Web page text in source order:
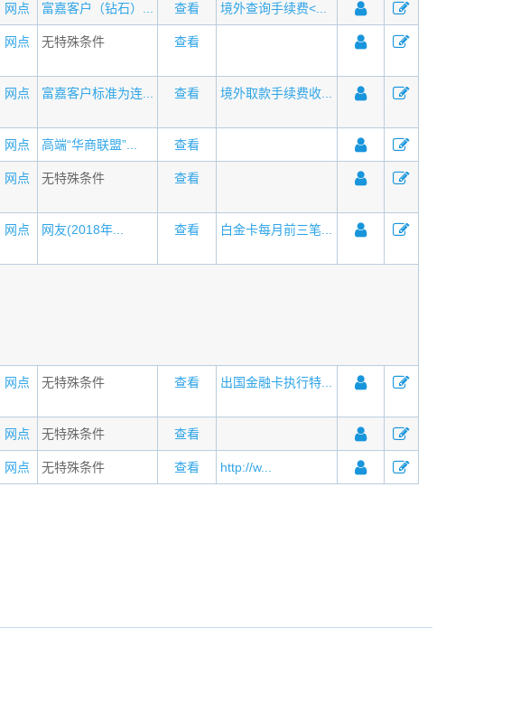
网点 富嘉客户（钻石）... 查看 境外查询手续费<...
网点 无特殊条件 查看
网点 富嘉客户标准为连... 查看 境外取款手续费收...
网点 高端“华商联盟”... 查看
网点 无特殊条件 查看
网点 网友(2018年... 查看 白金卡每月前三笔...
网点 无特殊条件 查看 出国金融卡执行特...
网点 无特殊条件 查看
网点 无特殊条件 查看 http://w...